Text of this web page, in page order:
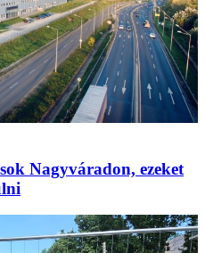
Nagyváradon, ezeket